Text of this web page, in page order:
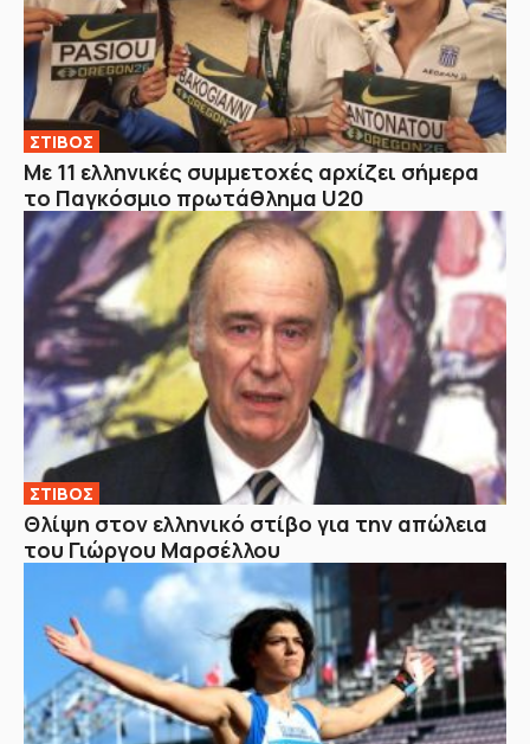
ΣΤΙΒΟΣ
Με 11 ελληνικές συμμετοχές αρχίζει σήμερα
το Παγκόσμιο πρωτάθλημα U20
ΣΤΙΒΟΣ
Θλίψη στον ελληνικό στίβο για την απώλεια
του Γιώργου Μαρσέλλου